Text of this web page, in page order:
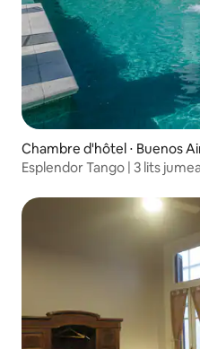
Chambre d'hôtel ⋅ Buenos
Esplendor Tango | 3 lits